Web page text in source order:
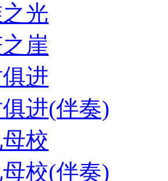
光
崖
进
进(伴奏)
校
校(伴奏)